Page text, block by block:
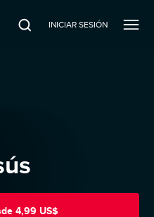
INICIAR SESIÓN
4,99 US$